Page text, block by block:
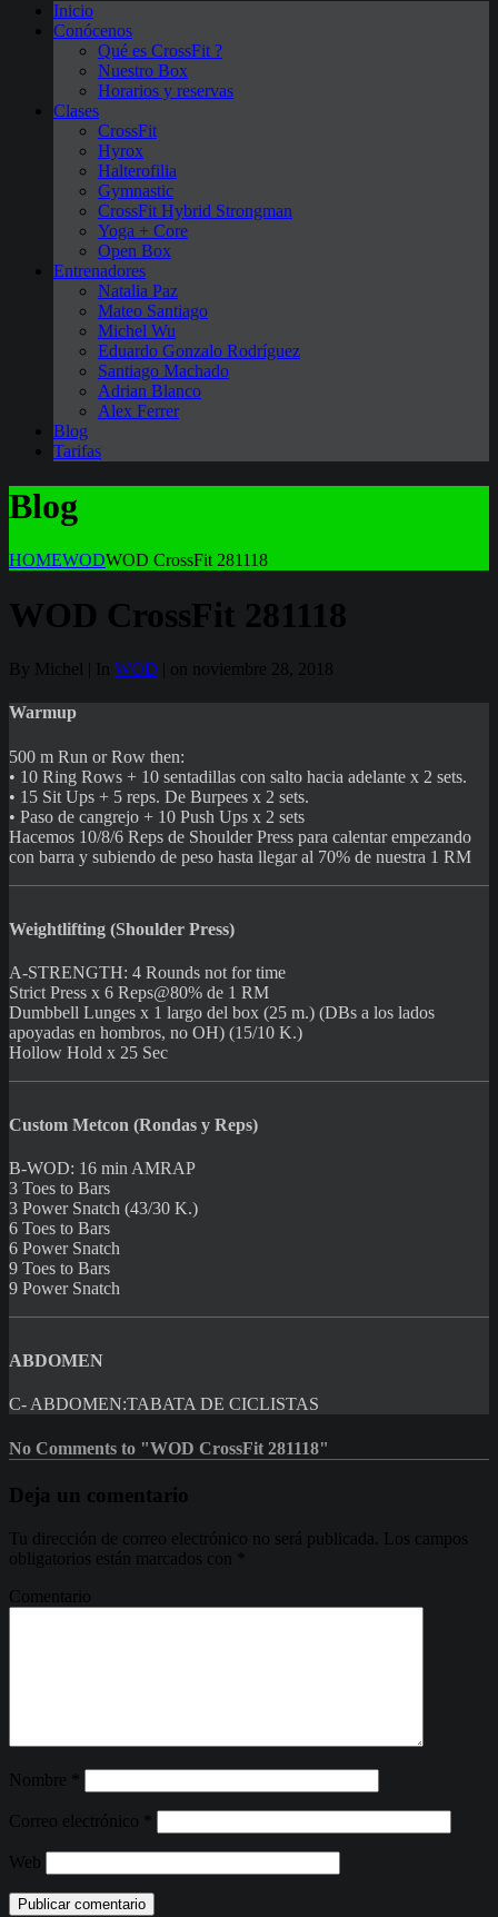
Inicio
Conócenos
Qué es CrossFit ?
Nuestro Box
Horarios y reservas
Clases
CrossFit
Hyrox
Halterofilia
Gymnastic
CrossFit Hybrid Strongman
Yoga + Core
Open Box
Entrenadores
Natalia Paz
Mateo Santiago
Michel Wu
Eduardo Gonzalo Rodríguez
Santiago Machado
Adrian Blanco
Alex Ferrer
Blog
Tarifas
Blog
HOMEWODWOD CrossFit 281118
WOD CrossFit 281118
By Michel | In WOD | on noviembre 28, 2018
Warmup
500 m Run or Row then:
• 10 Ring Rows + 10 sentadillas con salto hacia adelante x 2 sets.
• 15 Sit Ups + 5 reps. De Burpees x 2 sets.
• Paso de cangrejo + 10 Push Ups x 2 sets
Hacemos 10/8/6 Reps de Shoulder Press para calentar empezando
con barra y subiendo de peso hasta llegar al 70% de nuestra 1 RM
Weightlifting (Shoulder Press)
A-STRENGTH: 4 Rounds not for time
Strict Press x 6 Reps@80% de 1 RM
Dumbbell Lunges x 1 largo del box (25 m.) (DBs a los lados
apoyadas en hombros, no OH) (15/10 K.)
Hollow Hold x 25 Sec
Custom Metcon (Rondas y Reps)
B-WOD: 16 min AMRAP
3 Toes to Bars
3 Power Snatch (43/30 K.)
6 Toes to Bars
6 Power Snatch
9 Toes to Bars
9 Power Snatch
ABDOMEN
C- ABDOMEN:TABATA DE CICLISTAS
No Comments to "WOD CrossFit 281118"
Deja un comentario
Tu dirección de correo electrónico no será publicada.
Los campos
obligatorios están marcados con
Comentario
Nombre
Correo electrónico
Web